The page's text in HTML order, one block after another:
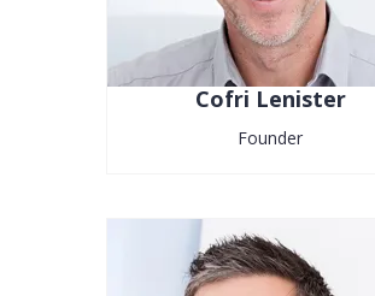
Cofri Lenister
Founder